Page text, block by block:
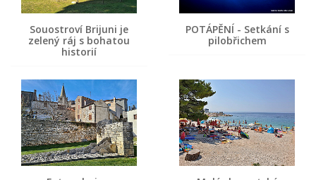
Souostroví Brijuni je
zelený ráj s bohatou
historií
POTÁPĚNÍ - Setkání s
pilobřichem